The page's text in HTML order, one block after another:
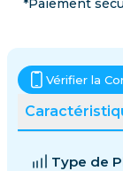
*Paiement
Vérifier la
Type de